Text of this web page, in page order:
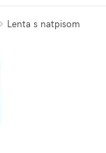
Lenta s natpisom